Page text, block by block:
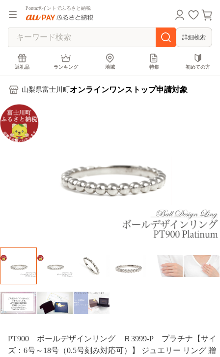
Pontaポイントでふるさと納税
詳細検索
返礼品 ランキング 地域 特集 初めての方
山梨県富士川町 オンラインワンストップ申請対象
PT900 ボールデザインリング Ｒ3999-P プラチナ【サイ
ズ：6号～18号（0.5号刻み対応可）】 ジュエリー リング 贈